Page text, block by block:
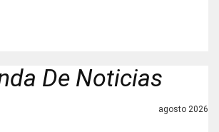
De Noticias
agosto 2026